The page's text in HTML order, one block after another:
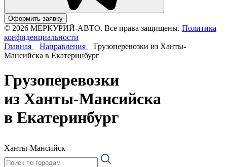
Оформить заявку
© 2026 МЕРКУРИЙ-АВТО. Все права защищены. Политика
конфиденциальности
Главная
Направления
Грузоперевозки из Ханты-
Мансийска в Екатеринбург
Грузоперевозки
из Ханты-Мансийска
в Екатеринбург
Ханты-Мансийск